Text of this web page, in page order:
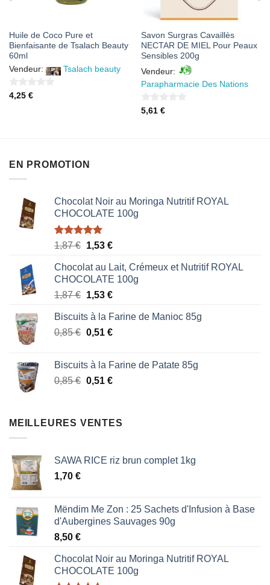
Huile de Coco Pure et
Bienfaisante de Tsalach Beauty
60ml
Vendeur:
Tsalach beauty
0
4,25 €
Savon Surgras Cavaillès
NECTAR DE MIEL Pour Peaux
Sensibles 200g
Vendeur:
Parapharmacie Des Nations
0
5,61 €
EN PROMOTION
Chocolat Noir au Moringa Nutritif ROYAL
CHOCOLATE 100g
Note5.00
1,87€ Le
initial
était :
1,87 €.
1,53 €Le
actuel
est :
1,53 €.
Chocolat au Lait, Crémeux et Nutritif ROYAL
CHOCOLATE 100g
1,87€ Le
initial
était :
1,53 €Le
actuel
est :
Biscuits à la Farine de Manioc 85g
0,85€ Le
était :
0,85 €.
0,51 €Le
est :
0,51 €.
Biscuits à la Farine de Patate 85g
0,85€ Le
était :
0,51 €Le
est :
MEILLEURES VENTES
SAWA RICE riz brun complet 1kg
1,70 €
Mëndim Me Zon : 25 Sachets d'Infusion à Base
d'Aubergines Sauvages 90g
8,50 €
Chocolat Noir au Moringa Nutritif ROYAL
CHOCOLATE 100g